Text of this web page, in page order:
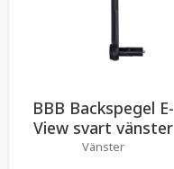
BBB Backspegel E-
View svart vänster
Vänster